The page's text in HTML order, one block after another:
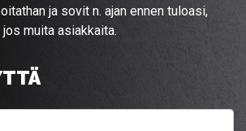
ja sovit n. ajan ennen tuloasi,
muita asiakkaita.